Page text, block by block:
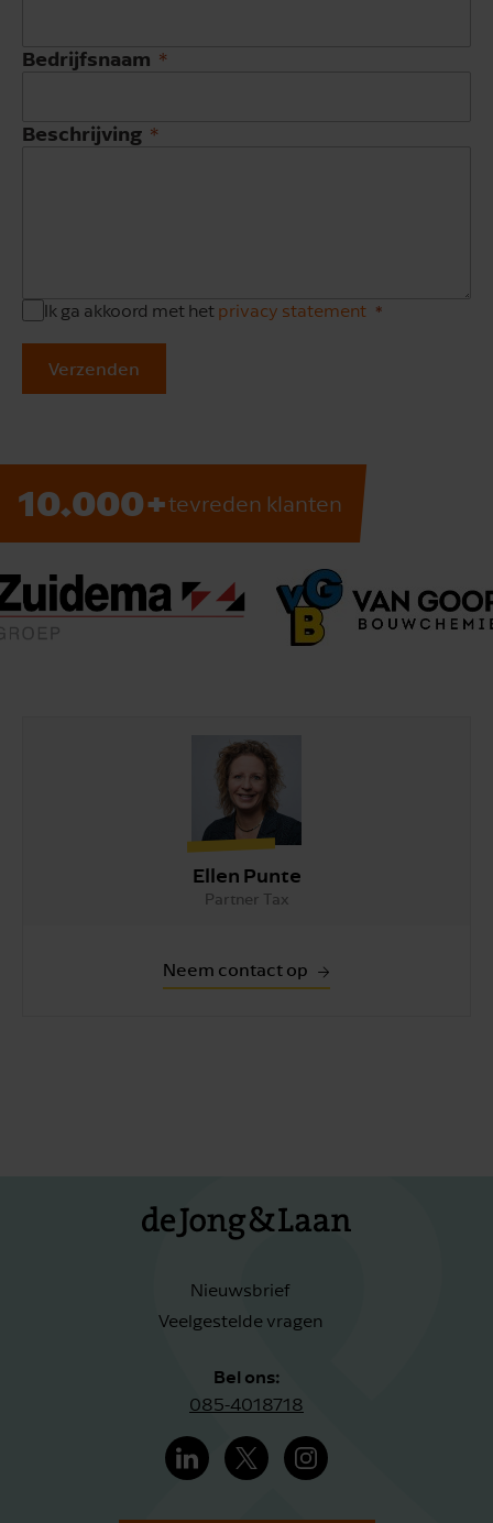
Bedrijfsnaam
Beschrijving
Ik ga akkoord met het privacy statement
Verzenden
10.000+tevreden klanten
Ellen Punte
Partner Tax
Neem contact op
Nieuwsbrief
Veelgestelde vragen
Bel ons:
085-4018718